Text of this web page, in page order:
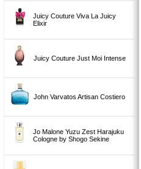
Juicy Couture Viva La Juicy
Elixir
Juicy Couture Just Moi Intense
John Varvatos Artisan Costiero
Jo Malone Yuzu Zest Harajuku
Cologne by Shogo Sekine